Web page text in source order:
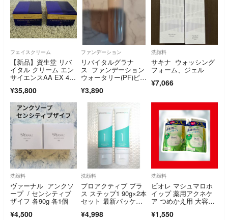
フェイスクリーム
【新品】資生堂 リバ
イタル クリーム エン
サイエンスAA EX 40
¥35,800
ファンデーション
リバイタルグラナ
ス ファンデーション
ウォータリー(PF)ピン
¥3,890
洗顔料
サキナ ウォッシング
フォーム、ジェル
¥7,066
洗顔料
ヴァーナル アンクソ
ープ / センシティブ
ザイフ 各90g 各1個
¥4,500
洗顔料
プロアクティブ プラ
ス ステップ1 90g×2本
セット 最新パッケー
¥4,998
洗顔料
ビオレ マシュマロホ
イップ 薬用アクネケ
ア つめかえ用 大容
¥1,550